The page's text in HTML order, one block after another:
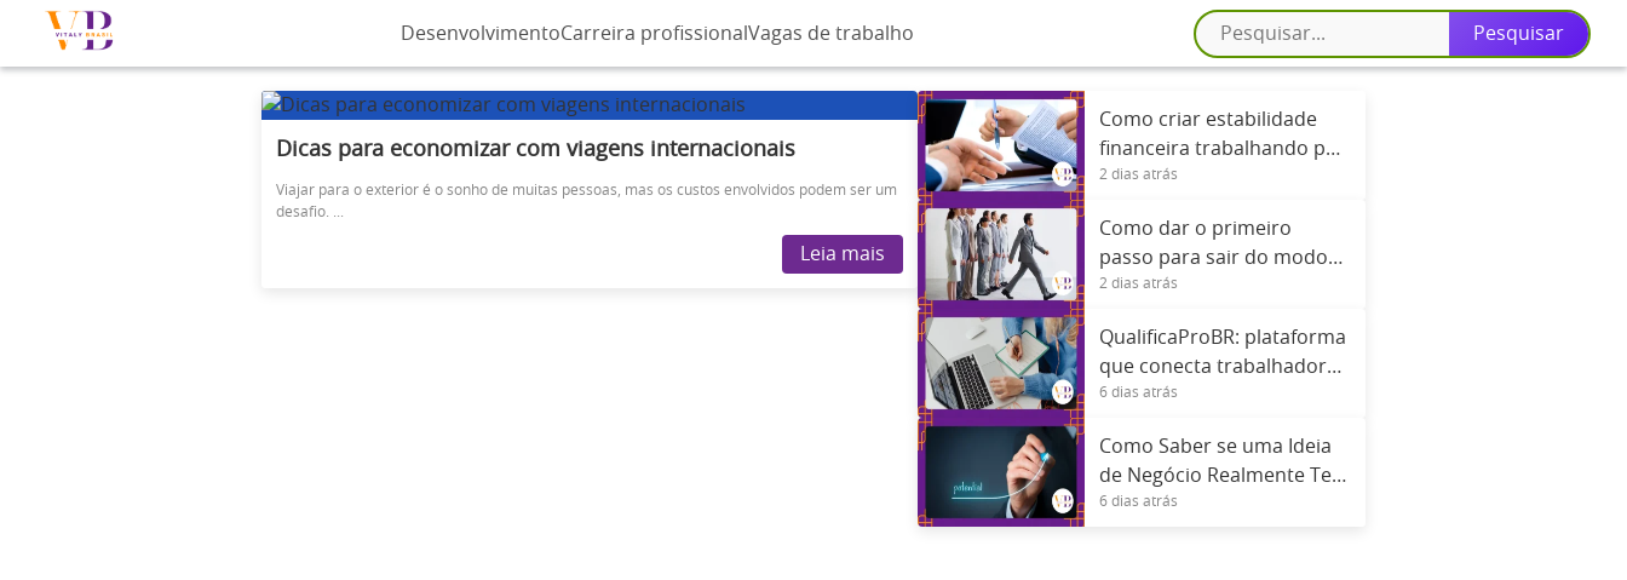
DesenvolvimentoCarreira profissionalVagas de trabalho
Dicas para economizar com viagens internacionais
Viajar para o exterior é o sonho de muitas pessoas, mas os custos envolvidos podem ser um
desafio. ...
Leia mais
Como criar estabilidade
financeira trabalhando por
contrato ou freelancer
2 dias atrás
Como dar o primeiro
passo para sair do modo
automático
2 dias atrás
QualificaProBR: plataforma
que conecta trabalhadores
a cursos gratuitos
6 dias atrás
Como Saber se uma Ideia
de Negócio Realmente Tem
Potencial de Lucro
6 dias atrás